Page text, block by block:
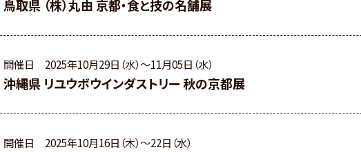
鳥取県 （株）丸由 京都・食と技の名舗展
開催日 2025年10月29日（水）〜11月05日（水）
沖縄県 リユウボウインダストリー 秋の京都展
開催日 2025年10月16日（木）〜22日（水）